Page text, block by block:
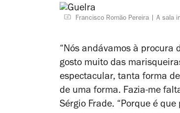
Francisco Romão Pereira A sala
“Nós andávamos à procura
gosto muito das
espectacular, tanta forma
de uma forma. Fazia-me
Sérgio Frade. “Porque é